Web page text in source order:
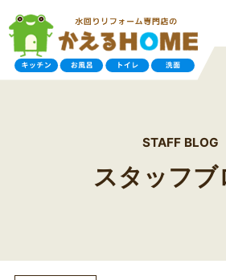
STAFF BLOG
スタッフブ